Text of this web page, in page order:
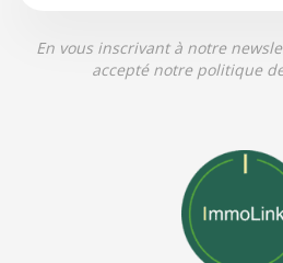
En vous inscrivant à notre
accepté notre politique